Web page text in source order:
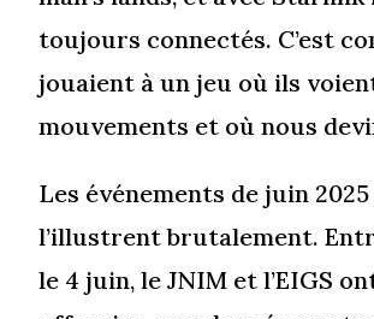
toujours connectés. C’est
jouaient à un jeu où ils
mouvements et où nous
Les événements de juin
l’illustrent brutalement.
le 4 juin, le JNIM et l’EIGS